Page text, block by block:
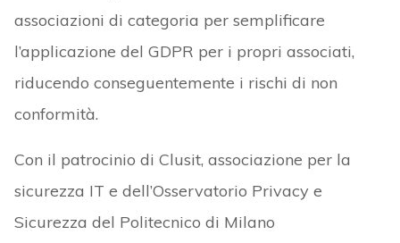
associazioni di categoria per semplificare
l’applicazione del GDPR per i propri associati,
riducendo conseguentemente i rischi di non
conformità.
Con il patrocinio di Clusit, associazione per la
sicurezza IT e dell’Osservatorio Privacy e
Sicurezza del Politecnico di Milano